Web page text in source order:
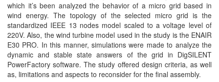
which it’s been analyzed the behavior of a micro grid based in
wind energy. The topology of the selected micro grid is the
standardized IEEE 13 nodes model scaled to a voltage level of
220V. Also, the wind turbine model used in the study is the ENAIR
E30 PRO. In this manner, simulations were made to analyze the
dynamic and stable state answers of the grid in DigSILENT
PowerFactory software. The study offered design criteria, as well
as, limitations and aspects to reconsider for the final assembly.